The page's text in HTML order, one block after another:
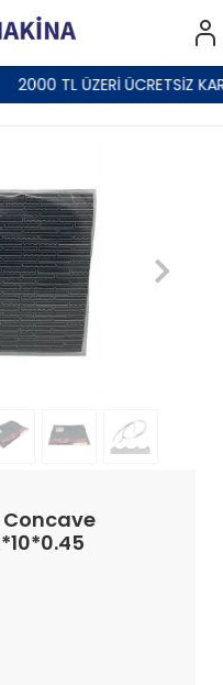
2000 TL ÜZERİ ÜCRETSİZ
Concave